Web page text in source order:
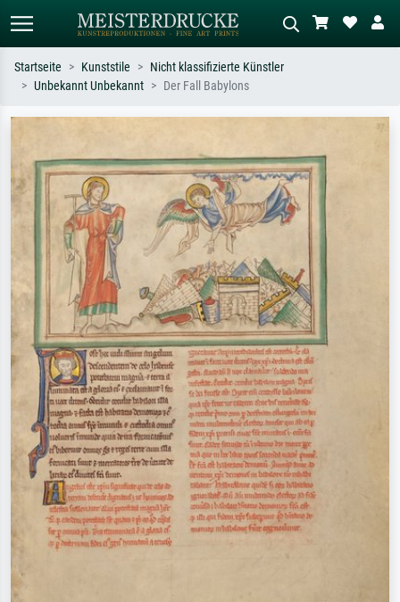
Sternennacht, Impressionismus, Welle
Hokusai, Akt.
Beschreiben Sie die Szene – z.B. Grüne
Ölgemälde, Stehender Akt neben einem
Baum.
Startseite Kunststile
Nicht klassifizierte Künstler
Unbekannt Unbekannt
Der Fall Babylons